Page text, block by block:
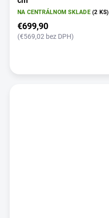
NA CENTRÁLNOM SKLADE(2 KS)
€699,90
(€569,02 bez DPH)